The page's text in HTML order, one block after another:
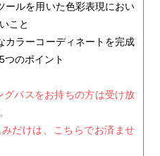
ールを用いた色彩表現におい
こと
カラーコーディネートを完成
つのポイント
パスをお持ちの方は受け放
だけは、こちらでお済ませ